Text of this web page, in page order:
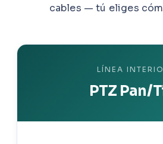
cables — tú eliges
LÍNEA
PTZ Pan/